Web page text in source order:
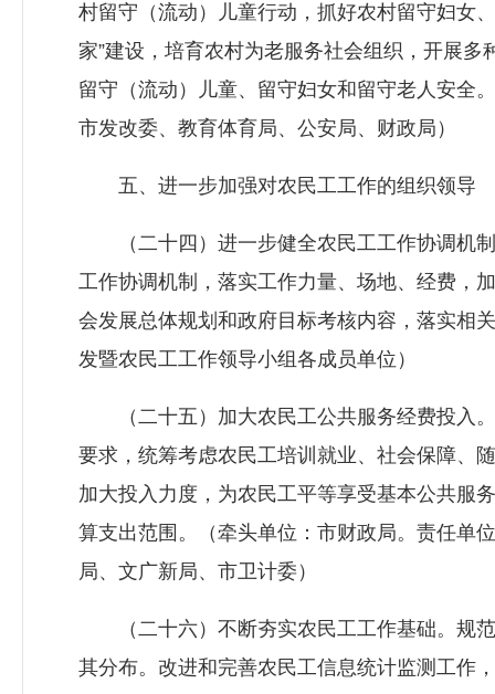
村留守（流动）儿童行动，抓好农村留守妇女
家”建设，培育农村为老服务社会组织，开展
留守（流动）儿童、留守妇女和留守老人安全
市发改委、教育体育局、公安局、财政局）
五、进一步加强对农民工工作的组织领导
（二十四）进一步健全农民工工作协调机制
工作协调机制，落实工作力量、场地、经费，
会发展总体规划和政府目标考核内容，落实相
发暨农民工工作领导小组各成员单位）
（二十五）加大农民工公共服务经费投入。
要求，统筹考虑农民工培训就业、社会保障、
加大投入力度，为农民工平等享受基本公共服
算支出范围。（牵头单位：市财政局。责任单
局、文广新局、市卫计委）
（二十六）不断夯实农民工工作基础。规范
其分布。改进和完善农民工信息统计监测工作